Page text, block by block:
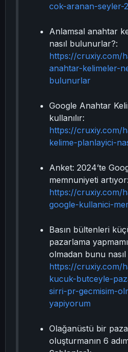
cok-aranan-seyler-
Anlamsal anahtar
nasıl bulunurlar?:
https://cruxiy.com/
anahtar-kelimeler-
bulunurlar
Google Anahtar
kullanılır:
https://cruxiy.com/
kelime-planlayici-
Anket: 2024’te
memnuniyeti artıyor:
https://cruxiy.com/
google-kullanici-
Basın bültenleri
pazarlama
olmadan bunu
https://cruxiy.com/
kucuk-butceyle-
sirri-pr-gecmisim-
yapiyorum
Olağanüstü bir
oluşturmanın 6